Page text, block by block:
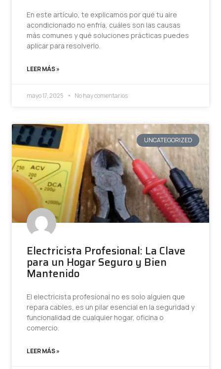
En este artículo, te explicamos por qué tu aire
acondicionado no enfría, cuáles son las causas
más comunes y qué soluciones prácticas puedes
aplicar para resolverlo.
LEER MÁS »
mayo 17, 2025 No hay comentarios
UNCATEGORIZED
Electricista Profesional: La Clave
para un Hogar Seguro y Bien
Mantenido
El electricista profesional no es solo alguien que
repara cables, es un pilar esencial en la seguridad y
funcionalidad de cualquier hogar, oficina o
comercio.
LEER MÁS »